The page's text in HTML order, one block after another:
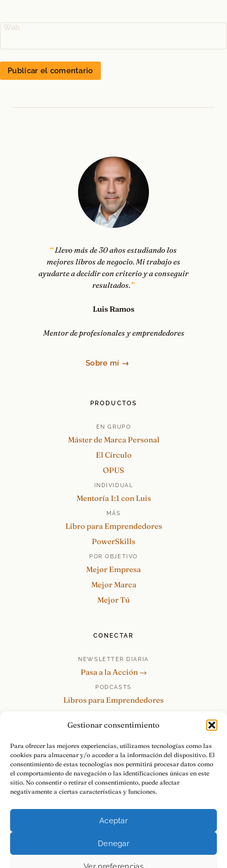
Gestionar consentimiento
Para ofrecer las mejores experiencias, utilizamos tecnologías como las
cookies para almacenar y/o acceder a la información del dispositivo. El
consentimiento de estas tecnologías nos permitirá procesar datos como
el comportamiento de navegación o las identificaciones únicas en este
sitio. No consentir o retirar el consentimiento, puede afectar
negativamente a ciertas características y funciones.
Aceptar
Denegar
Web
Llevo más de 30 años estudiando los
mejores libros de negocio. Mi trabajo es
ayudarte a decidir con criterio y a conseguir
resultados.
Luis Ramos
Mentor de profesionales y emprendedores
Sobre mí →
PRODUCTOS
EN GRUPO
Máster de Marca Personal
El Círculo
OPUS
INDIVIDUAL
Mentoría 1:1 con Luis
MÁS
Libro para Emprendedores
PowerSkills
POR OBJETIVO
Mejor Empresa
Mejor Marca
Mejor Tú
CONECTAR
NEWSLETTER DIARIA
Pasa a la Acción →
PODCASTS
Libros para Emprendedores
re:Invéntate / PowerSkills
MENTOR360
HABLAMOS
Contacto y consultas →
Aviso LegalPrivacidad
Pasa a la Acción.